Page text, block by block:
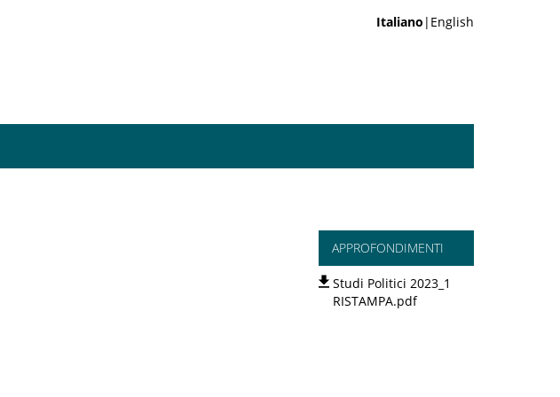
Italiano |English
APPROFONDIMENTI
Studi Politici 2023_1
RISTAMPA.pdf